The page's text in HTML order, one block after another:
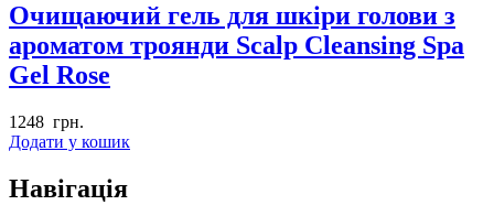
Очищаючий гель для шкіри голови з
ароматом троянди Scalp Cleansing Spa
Gel Rose
1248 грн.
Додати у кошик
Навігація